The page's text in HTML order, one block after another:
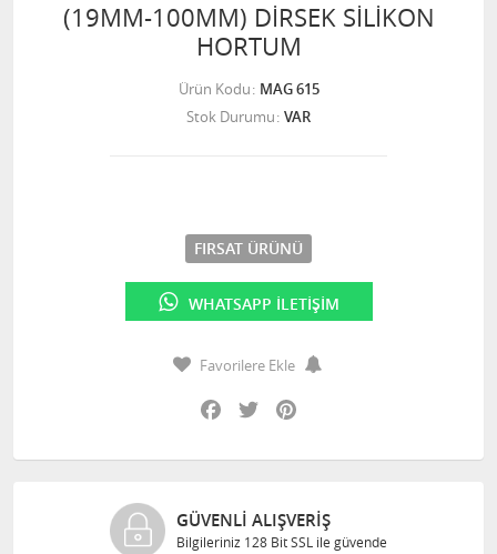
(19MM-100MM) DİRSEK SİLİKON
HORTUM
Ürün Kodu MAG 615
Stok Durumu VAR
FIRSAT ÜRÜNÜ
WHATSAPP İLETIŞIM
Favorilere Ekle
Facebook
Twitter
GÜVENLI ALIŞVERIŞ
Bilgileriniz 128 Bit SSL ile güvende